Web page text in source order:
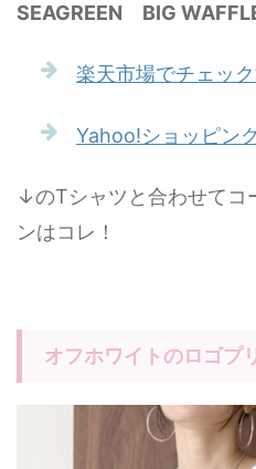
SEAGREEN BIG
楽天市場でチェッ
Yahoo!ショッピン
↓のTシャツと合わせてコ
ンはコレ！
オフホワイトのロゴプ